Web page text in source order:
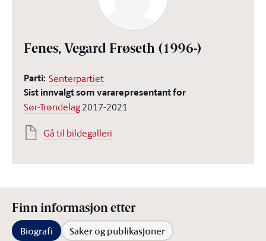
Fenes, Vegard Frøseth (1996-)
Parti: Senterpartiet
Sist innvalgt som vararepresentant for
Sør-Trøndelag2017-2021
Gå til bildegalleri
Finn informasjon etter
Biografi Saker og publikasjoner